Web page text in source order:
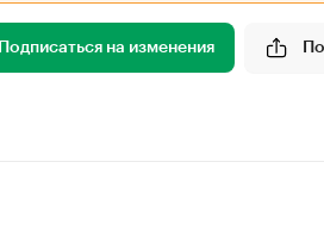
Подписаться на изменения